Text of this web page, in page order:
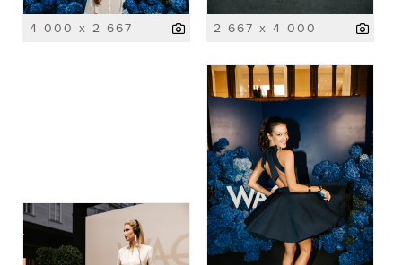
4 000 x 2 667 2 667 x 4 000